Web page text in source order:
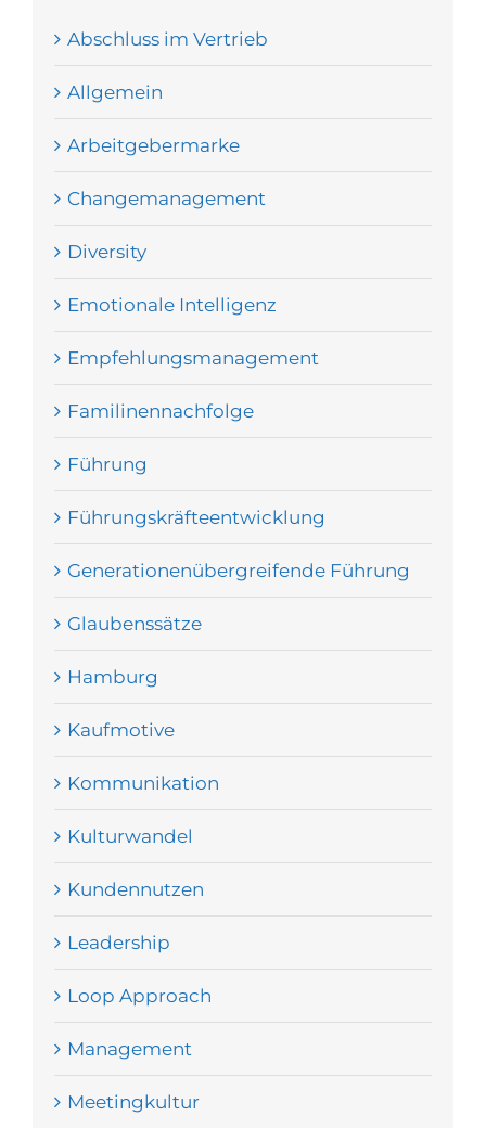
Abschluss im Vertrieb
Allgemein
Arbeitgebermarke
Changemanagement
Diversity
Emotionale Intelligenz
Empfehlungsmanagement
Familinennachfolge
Führung
Führungskräfteentwicklung
Generationenübergreifende Führung
Glaubenssätze
Hamburg
Kaufmotive
Kommunikation
Kulturwandel
Kundennutzen
Leadership
Loop Approach
Management
Meetingkultur